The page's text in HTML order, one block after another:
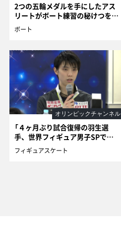
2つの五輪メダルを手にしたアス
リートがボート練習の秘けつを伝
授
ボート
「４ヶ月ぶり試合復帰の羽生選
手、世界フィギュア男子SPでは
３位」
フィギュアスケート
オリンピックチャンネル